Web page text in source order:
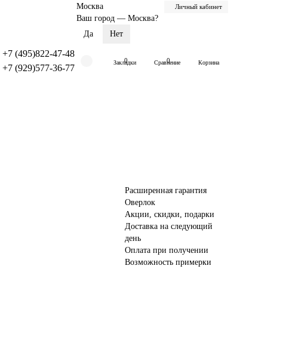
Москва
Ваш город — Москва?
Личный кабинет
+7 (495)822-47-48
+7 (929)577-36-77
0
Закладки 0
Сравнение Корзина
Расширенная гарантия
Оверлок
Акции, скидки, подарки
Доставка на следующий
день
Оплата при получении
Возможность примерки